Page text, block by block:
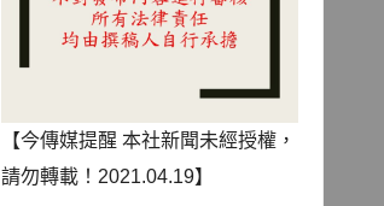
【今傳媒提醒 本社新聞未經授權，
請勿轉載！2021.04.19】